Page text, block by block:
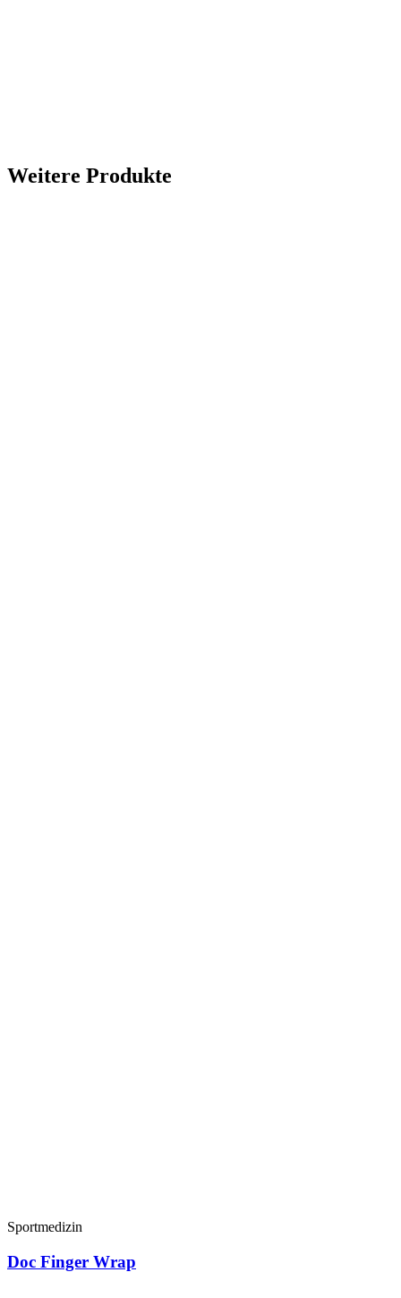
Weitere Produkte
Sportmedizin
Doc Finger Wrap